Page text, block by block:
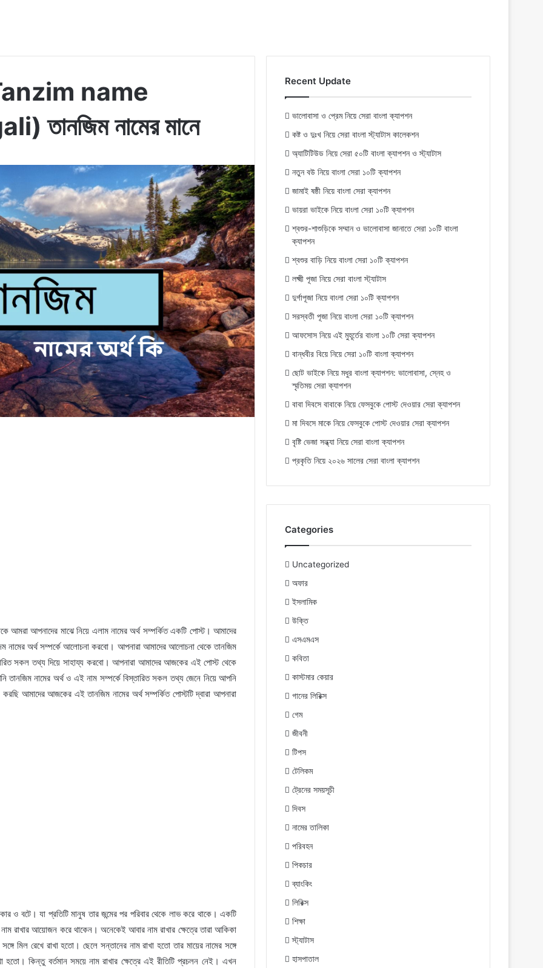
(Tanzim name
নামের মানে
আপনাদের মাঝে নিয়ে এলাম নামের অর্থ সম্পর্কিত একটি পোস্ট। আমাদের
নামের অর্থ সম্পর্কে আলোচনা করবো। আপনারা আমাদের আলোচনা থেকে তানজিম
সকল তথ্য দিয়ে সাহায্য করবো। আপনারা আমাদের আজকের এই পোস্ট থেকে
তানজিম নামের অর্থ ও এই নাম সম্পর্কে বিস্তারিত সকল তথ্য জেনে নিয়ে আপনি
আমাদের আজকের এই তানজিম নামের অর্থ সম্পর্কিত পোস্টটি দ্বারা আপনারা
ও বটে। যা প্রতিটি মানুষ তার জন্মের পর পরিবার থেকে লাভ করে থাকে। একটি
নাম রাখার আয়োজন করে থাকেন। অনেকেই আবার নাম রাখার ক্ষেত্রে তারা আকিকা
মিল রেখে রাখা হতো। ছেলে সন্তানের নাম রাখা হতো তার মায়ের নামের সঙ্গে
হতো। কিন্তু বর্তমান সময়ে নাম রাখার ক্ষেত্রে এই রীতিটি প্রচলন নেই। এখন
Recent Update
ভালোবাসা ও প্রেম নিয়ে সেরা বাংলা ক্যাপশন
কষ্ট ও দুঃখ নিয়ে সেরা বাংলা স্ট্যাটাস কালেকশন
অ্যাটিটিউড নিয়ে সেরা ৫০টি বাংলা ক্যাপশন ও স্ট্যাটাস
নতুন বউ নিয়ে বাংলা সেরা ১০টি ক্যাপশন
জামাই ষষ্ঠী নিয়ে বাংলা সেরা ক্যাপশন
ভায়রা ভাইকে নিয়ে বাংলা সেরা ১০টি ক্যাপশন
শ্বশুর-শাশুড়িকে সম্মান ও ভালোবাসা জানাতে সেরা ১০টি বাংলা
ক্যাপশন
শ্বশুর বাড়ি নিয়ে বাংলা সেরা ১০টি ক্যাপশন
লক্ষ্মী পূজা নিয়ে সেরা বাংলা স্ট্যাটাস
দুর্গাপূজা নিয়ে বাংলা সেরা ১০টি ক্যাপশন
সরস্বতী পূজা নিয়ে বাংলা সেরা ১০টি ক্যাপশন
আফসোস নিয়ে এই মুহূর্তের বাংলা ১০টি সেরা ক্যাপশন
বান্ধবীর বিয়ে নিয়ে সেরা ১০টি বাংলা ক্যাপশন
ছোট ভাইকে নিয়ে মধুর বাংলা ক্যাপশন: ভালোবাসা, স্নেহ ও
স্মৃতিময় সেরা ক্যাপশন
বাবা দিবসে বাবাকে নিয়ে ফেসবুকে পোস্ট দেওয়ার সেরা ক্যাপশন
মা দিবসে মাকে নিয়ে ফেসবুকে পোস্ট দেওয়ার সেরা ক্যাপশন
বৃষ্টি ভেজা সন্ধ্যা নিয়ে সেরা বাংলা ক্যাপশন
প্রকৃতি নিয়ে ২০২৬ সালের সেরা বাংলা ক্যাপশন
Categories
Uncategorized
অফার
ইসলামিক
উক্তি
এসএমএস
কবিতা
কাস্টমার কেয়ার
গানের লিরিক্স
গেম
জীবনী
টিপস
টেলিকম
ট্রেনের সময়সূচী
দিবস
নামের তালিকা
পরিবহন
পিকচার
ব্যাংকিং
লিরিক্স
শিক্ষা
স্ট্যাটাস
হাসপাতাল